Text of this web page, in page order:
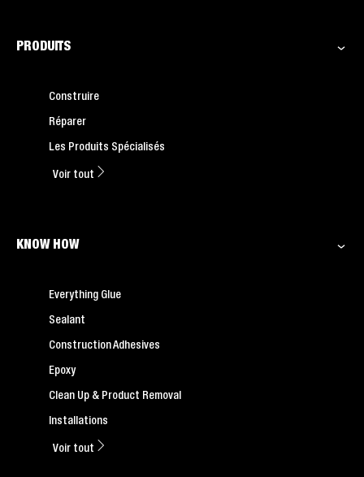
PRODUITS
Construire
Réparer
Les Produits Spécialisés
Voir tout
KNOW HOW
Everything Glue
Sealant
Construction Adhesives
Epoxy
Clean Up & Product Removal
Installations
Voir tout